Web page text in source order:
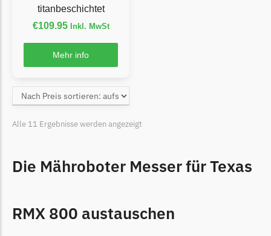
LawnBott
Begrenzungsdraht
Lizard Messer
Begrenzungsdraht
Mammotion Messer
titanbeschichtet
€109.95 Inkl. MwSt
Mehr info
Alle 11 Ergebnisse werden angezeigt
Die Mähroboter Messer für Texas
RMX 800 austauschen